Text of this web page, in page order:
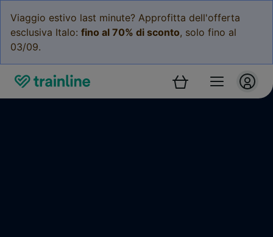
Viaggio estivo last minute? Approfitta dell'offerta
esclusiva Italo: fino al 70% di sconto, solo fino al
03/09.